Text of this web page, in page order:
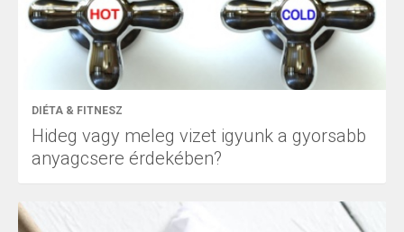
DIÉTA & FITNESZ
Hideg vagy meleg vizet igyunk a gyorsabb
anyagcsere érdekében?